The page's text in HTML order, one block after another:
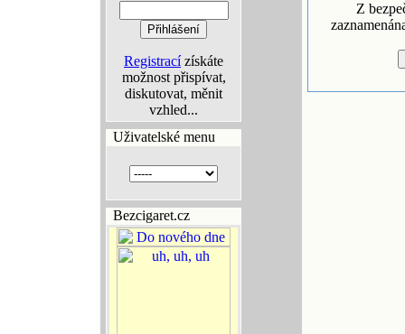
Registracízískáte
možnost přispívat,
diskutovat, měnit
vzhled...
Uživatelské menu
Bezcigaret.cz
Z